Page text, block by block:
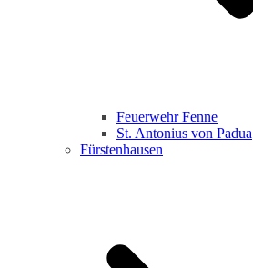
Feuerwehr Fenne
St. Antonius von Padua
Fürstenhausen